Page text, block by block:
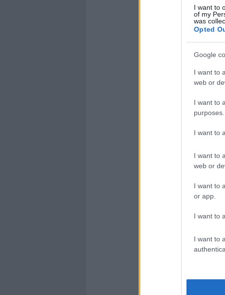
I want to
of my
was
Opted
Google
I want to
web or
I want to
purposes.
I want to
I want to
web or
I want to
or app.
I want to
I want to